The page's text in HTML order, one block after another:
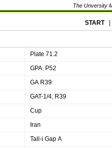
The Unversity
START|
Plate 71.2
GPA. P52
GA R39
GAT-1/4, R39
Cup
Iran
Tall-i Gap A